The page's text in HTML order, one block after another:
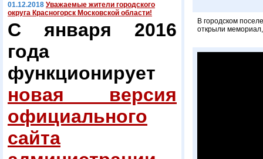
01.12.2018 Уважаемые жители городского
округа Красногорск Московской области!
С января 2016
года
функционирует
новая версия
официального
сайта
В городском
открыли